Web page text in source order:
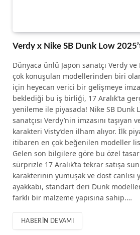
Verdy x Nike SB Dunk Low
Dünyaca ünlü Japon sanatçı Verdy ve
çok konuşulan modellerinden biri
için heyecan verici bir gelişmeye
beklediği bu iş birliği, 17 Aralık’ta
yenileme ile piyasada! Nike SB Dunk
sanatçısı Verdy’nin imzasını taşıyan
karakteri Visty’den ilham alıyor. İlk
itibaren en çok beğenilen modeller
Gelen son bilgilere göre bu özel
sürprizle 17 Aralık’ta tekrar satışa
karakterinin yumuşak ve dost canlısı
ayakkabı, standart deri Dunk
farklı bir malzeme yapısına sahip.…
HABERIN DEVAMI